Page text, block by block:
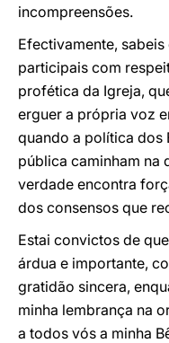
incompreensões.
Efectivamente,
participais com
profética da Igreja,
erguer a própria voz
quando a política dos
pública caminham na
verdade encontra
dos consensos que
Estai convictos de
árdua e importante,
gratidão sincera,
minha lembrança na
a todos vós a minha